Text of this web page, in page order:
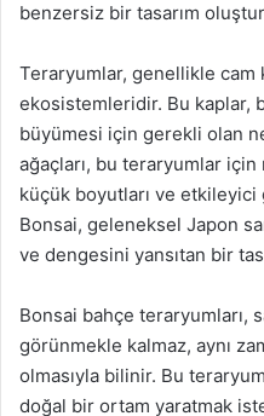
benzersiz bir tasarım
Teraryumlar, genellikle
ekosistemleridir. Bu kaplar,
büyümesi için gerekli olan
ağaçları, bu teraryumlar
küçük boyutları ve
Bonsai, geleneksel Japon
ve dengesini yansıtan bir
Bonsai bahçe teraryumları,
görünmekle kalmaz, aynı
olmasıyla bilinir. Bu
doğal bir ortam yaratmak